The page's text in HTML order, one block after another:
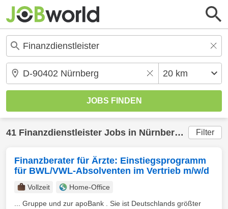
41 Finanzdienstleister Jobs in Nürnberg (20 km)
Filter
Finanzberater für Ärzte: Einstiegsprogramm
für BWL/VWL-Absolventen im Vertrieb m/w/d
Vollzeit
Home-Office
... Gruppe und zur apoBank . Sie ist Deutschlands größter